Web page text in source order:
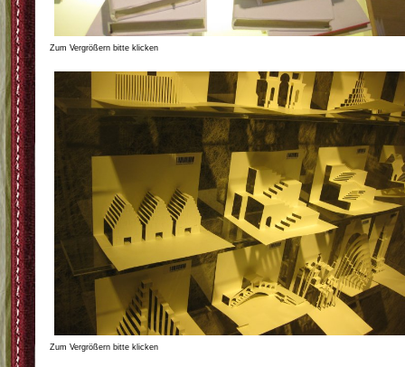
Zum Vergrößern bitte klicken
Zum Vergrößern bitte klicken